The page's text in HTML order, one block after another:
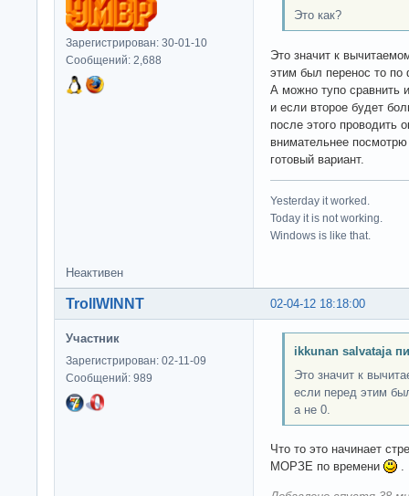
Зарегистрирован: 30-01-10
Сообщений: 2,688
Это как?
Это значит к
этим был перенос то по
А можно тупо сравнить
и если второе будет
после этого проводить
внимательнее
готовый вариант.
Yesterday it worked.
Today it is not working.
Windows is like that.
Неактивен
02-04-12 18:18:00
TrollWINNT
Участник
Зарегистрирован: 02-11-09
Сообщений: 989
ikkunan salvataja
Это значит к
если перед этим
а не 0.
Что то это начинает
МОРЗЕ по времени
.